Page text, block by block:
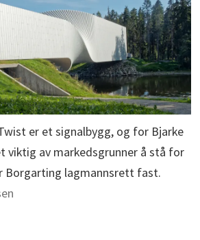
er et signalbygg, og for Bjarke
viktig av markedsgrunner å stå for
Borgarting lagmannsrett fast.